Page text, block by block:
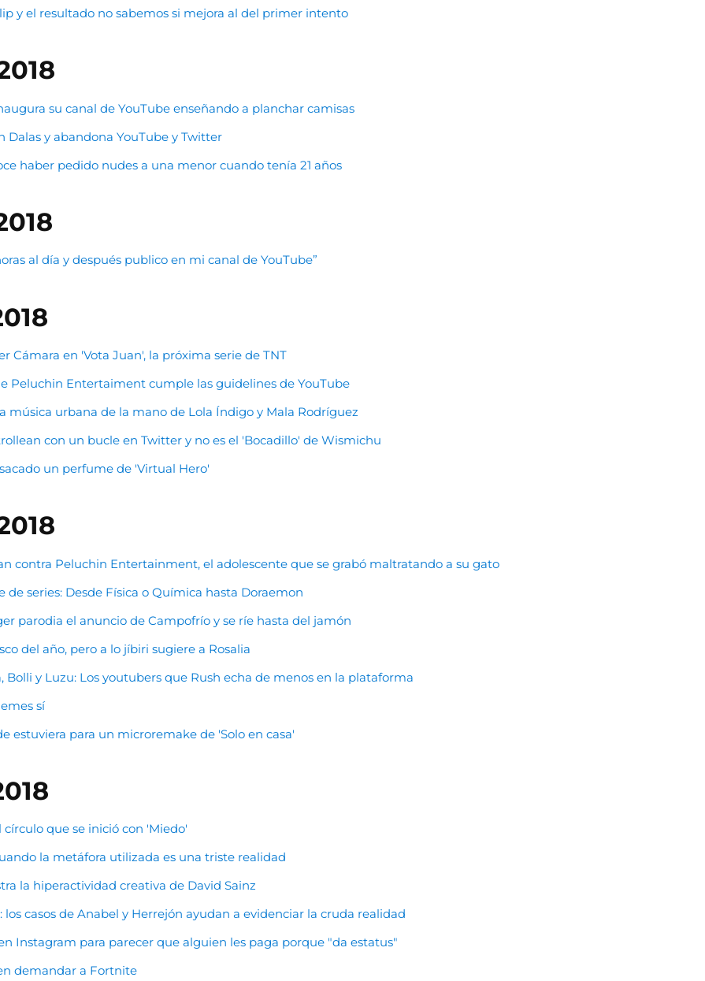
y el resultado no sabemos si mejora al del primer intento
su canal de YouTube enseñando a planchar camisas
Dalas y abandona YouTube y Twitter
haber pedido nudes a una menor cuando tenía 21 años
al día y después publico en mi canal de YouTube”
Cámara en 'Vota Juan', la próxima serie de TNT
Peluchin Entertaiment cumple las guidelines de YouTube
música urbana de la mano de Lola Índigo y Mala Rodríguez
con un bucle en Twitter y no es el 'Bocadillo' de Wismichu
un perfume de 'Virtual Hero'
contra Peluchin Entertainment, el adolescente que se grabó maltratando a su gato
series: Desde Física o Química hasta Doraemon
parodia el anuncio de Campofrío y se ríe hasta del jamón
del año, pero a lo jíbiri sugiere a Rosalia
Bolli y Luzu: Los youtubers que Rush echa de menos en la plataforma
sí
estuviera para un microremake de 'Solo en casa'
que se inició con 'Miedo'
la metáfora utilizada es una triste realidad
la hiperactividad creativa de David Sainz
casos de Anabel y Herrejón ayudan a evidenciar la cruda realidad
Instagram para parecer que alguien les paga porque "da estatus"
demandar a Fortnite